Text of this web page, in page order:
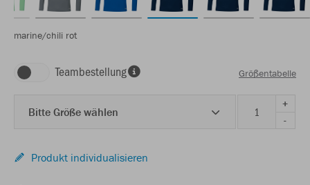
marine/chili rot
Teambestellung Größentabelle
Bitte Größe wählen
+
-
Produkt individualisieren